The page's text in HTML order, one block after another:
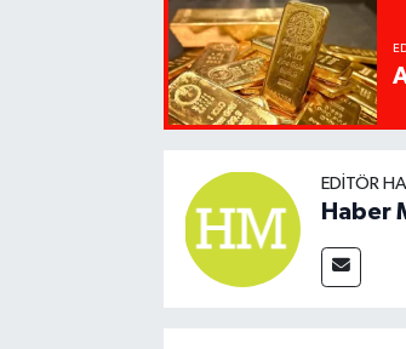
EDITÖR
Haber